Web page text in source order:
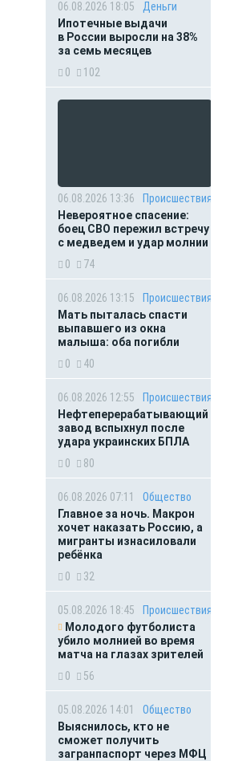
06.08.2026 18:05
Деньги
Ипотечные выдачи
в России выросли на 38%
за семь месяцев
0
102
06.08.2026 13:36
Происшествия
Невероятное спасение:
боец СВО пережил встречу
с медведем и удар молнии
0
74
06.08.2026 13:15
Происшествия
Мать пыталась спасти
выпавшего из окна
малыша: оба погибли
0
40
06.08.2026 12:55
Происшествия
Нефтеперерабатывающий
завод вспыхнул после
удара украинских БПЛА
0
80
06.08.2026 07:11
Общество
Главное за ночь. Макрон
хочет наказать Россию, а
мигранты изнасиловали
ребёнка
0
32
05.08.2026 18:45
Происшествия
Молодого футболиста
убило молнией во время
матча на глазах зрителей
0
56
05.08.2026 14:01
Общество
Выяснилось, кто не
сможет получить
загранпаспорт через МФЦ